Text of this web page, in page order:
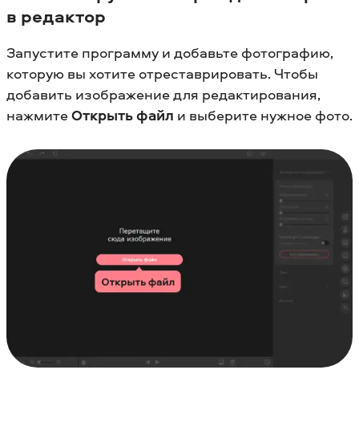
в редактор
Запустите программу и добавьте фотографию,
которую вы хотите отреставрировать. Чтобы
добавить изображение для редактирования,
нажмитеОткрыть файл и выберите нужное фото.